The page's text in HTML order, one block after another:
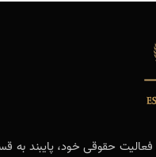
فعالیت حقوقی خود، پایبند به